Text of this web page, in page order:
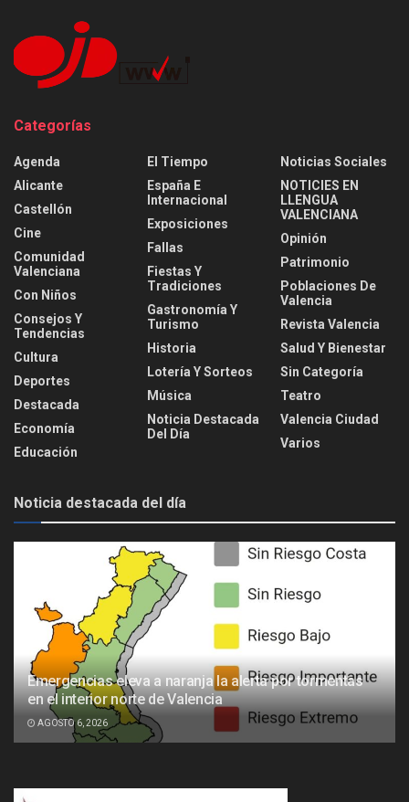
Categorías
Agenda
Alicante
Castellón
Cine
Comunidad
Valenciana
Con Niños
Consejos Y
Tendencias
Cultura
Deportes
Destacada
Economía
Educación
El Tiempo
España E
Internacional
Exposiciones
Fallas
Fiestas Y
Tradiciones
Gastronomía Y
Turismo
Historia
Lotería Y Sorteos
Música
Noticia Destacada
Del Día
Noticias Sociales
NOTICIES EN
LLENGUA
VALENCIANA
Opinión
Patrimonio
Poblaciones De
Valencia
Revista Valencia
Salud Y Bienestar
Sin Categoría
Teatro
Valencia Ciudad
Varios
Noticia destacada del día
Emergencias eleva a naranja la alerta por tormentas
en el interior norte de Valencia
AGOSTO 6, 2026